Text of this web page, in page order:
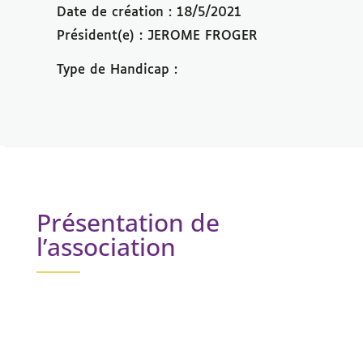
Date de création : 18/5/2021
Président(e) : JEROME FROGER
Type de Handicap :
Présentation de
l’association